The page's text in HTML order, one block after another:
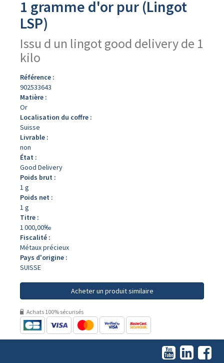
1 gramme d'or pur (Lingot
LSP)
Issu d un lingot good delivery de 1
kilo
Référence :
902533643
Matière :
Or
Localisation du coffre :
Suisse
Livrable :
non
État :
Good Delivery
Poids brut :
1 g
Poids net :
1 g
Titre :
1 000,00‰
Fiscalité :
Métaux précieux
Pays d'origine :
SUISSE
Acheter un produit similaire
Achats 100% sécurisés